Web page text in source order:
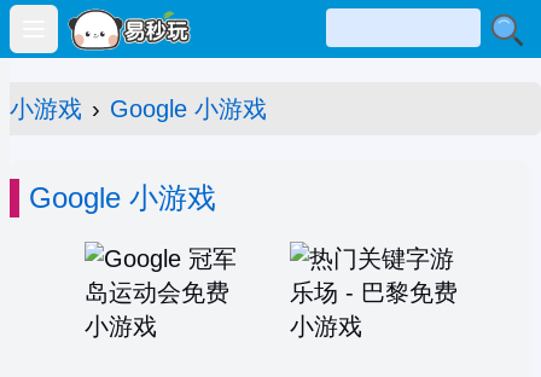
Open main menu
小游戏 › Google 小游戏
Google 小游戏